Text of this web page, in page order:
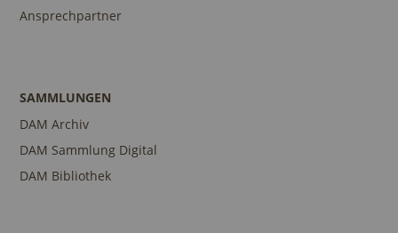
Ansprechpartner
SAMMLUNGEN
DAM Archiv
DAM Sammlung Digital
DAM Bibliothek